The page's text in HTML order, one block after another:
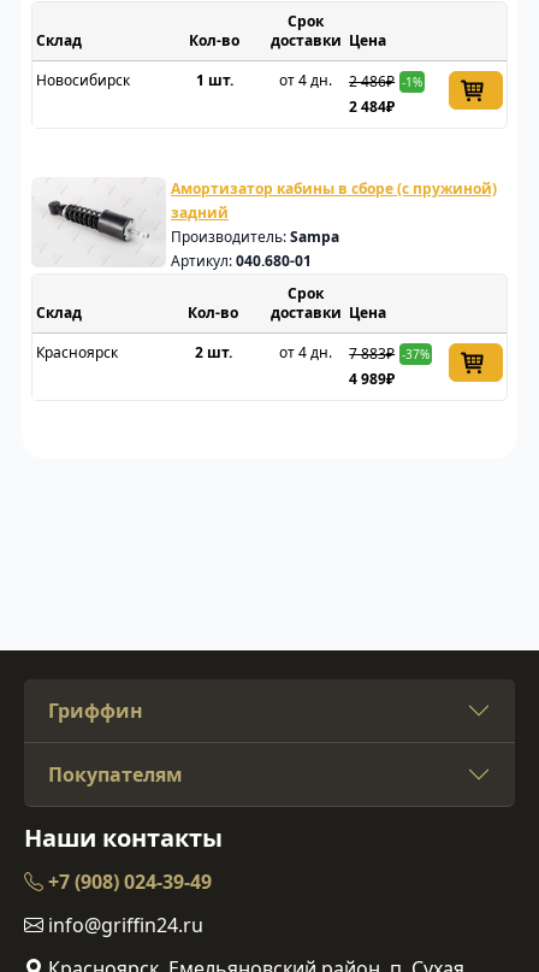
Склад
Срок
доставки Цена
Новосибирск
1 шт. от 4 дн. 2 486₽ -1%
2 484₽
Амортизатор кабины в сборе (с пружиной)
задний
Производитель:Sampa
Артикул:040.680-01
Склад
Срок
доставки Цена
Красноярск
2 шт. от 4 дн. 7 883₽ -37%
4 989₽
Гриффин
Покупателям
Наши контакты
+7 (908) 024-39-49
info@griffin24.ru